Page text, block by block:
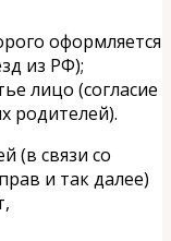
оформляется
из РФ);
лицо (согласие
родителей).
(в связи со
и так далее)